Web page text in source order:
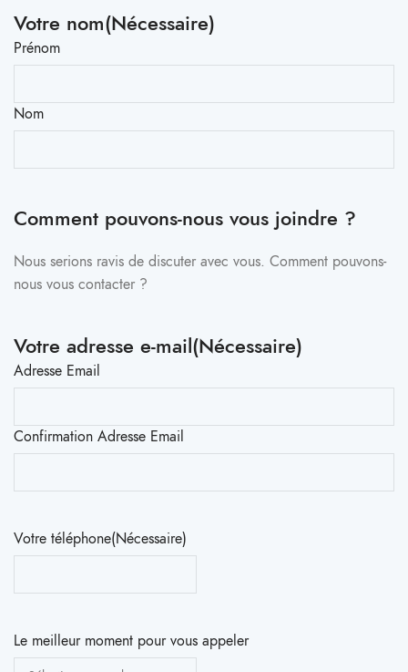
Votre nom(Nécessaire)
Prénom
Nom
Comment pouvons-nous vous joindre ?
Nous serions ravis de discuter avec vous. Comment pouvons-
nous vous contacter ?
Votre adresse e-mail(Nécessaire)
Adresse Email
Confirmation Adresse Email
Votre téléphone(Nécessaire)
Le meilleur moment pour vous appeler